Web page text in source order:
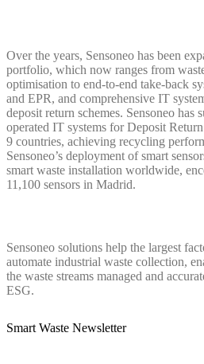
Over the years, Sensoneo has been
portfolio, which now ranges from
optimisation to end-to-end take-back
and EPR, and comprehensive IT
deposit return schemes. Sensoneo has
operated IT systems for Deposit
9 countries, achieving recycling
Sensoneo’s deployment of smart
smart waste installation worldwide,
11,100 sensors in Madrid.
Sensoneo solutions help the largest
automate industrial waste collection,
the waste streams managed and
ESG.
Smart Waste Newsletter